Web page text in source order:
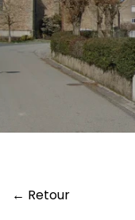
← Retour